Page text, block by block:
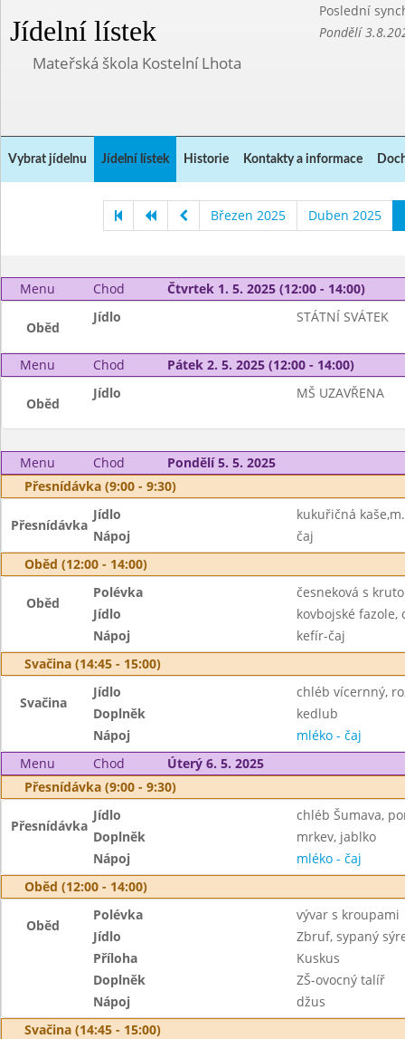
Jídelní lístek
Poslední
Pondělí
Mateřská škola Kostelní Lhota
Vybrat jídelnu Jídelní lístek Historie Kontakty a informace
Březen 2025 Duben 2025
Menu Chod Čtvrtek 1. 5. 2025 (12:00 - 14:00)
Oběd
Jídlo STÁTNÍ SVÁTEK
Menu Chod Pátek 2. 5. 2025 (12:00 - 14:00)
Oběd
Jídlo MŠ UZAVŘENA
Menu Chod
Pondělí 5. 5. 2025
Přesnídávka (9:00 - 9:30)
Přesnídávka
Jídlo
kukuřičná
Nápoj
čaj
Oběd (12:00 - 14:00)
Oběd
Polévka
česneková s
Jídlo
kovbojské fazole,
Nápoj
kefír-čaj
Svačina (14:45 - 15:00)
Svačina
Jídlo
chléb vícernný,
Doplněk
kedlub
Nápoj
mléko - čaj
Menu
Chod
Úterý 6. 5. 2025
Přesnídávka (9:00 - 9:30)
Přesnídávka
Jídlo
chléb Šumava,
Doplněk
mrkev, jablko
Nápoj
mléko - čaj
Oběd (12:00 - 14:00)
Oběd
Polévka
vývar s kroupami
Jídlo
Zbruf, sypaný
Příloha
Kuskus
Doplněk
ZŠ-ovocný talíř
Nápoj
džus
Svačina (14:45 - 15:00)